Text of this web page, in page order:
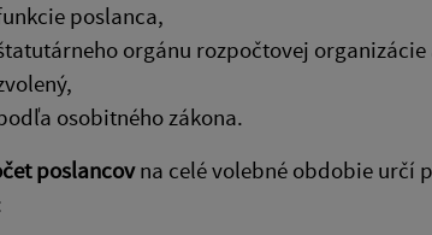
poslanca,
orgánu rozpočtovej
osobitného zákona.
poslancovna celé volebné obdobie určí